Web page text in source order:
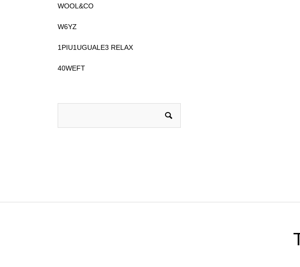
WOOL&CO
W6YZ
1PIU1UGUALE3 RELAX
40WEFT